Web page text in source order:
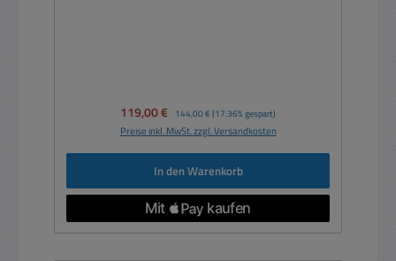
Verkaufspreis:
119,00 € Regulärer Preis:
144,00 € (17.36% gespart)
Preise inkl. MwSt. zzgl. Versandkosten
In den Warenkorb